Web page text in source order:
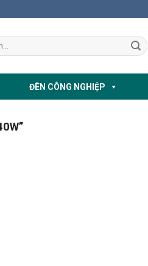
ĐÈN CÔNG NGHIỆP